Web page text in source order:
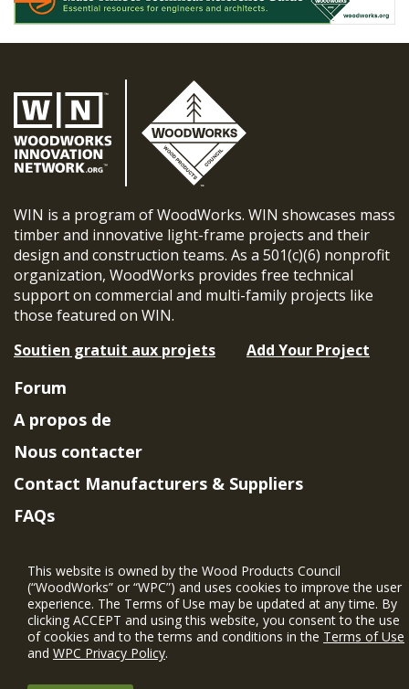
WIN is a program of WoodWorks. WIN showcases mass
timber and innovative light-frame projects and their
design and construction teams. As a 501(c)(6) nonprofit
organization, WoodWorks provides free technical
support on commercial and multi-family projects like
those featured on WIN.
Soutien gratuit aux projets
Add Your Project
Forum
A propos de
Nous contacter
Contact Manufacturers & Suppliers
FAQs
Project Eligibility Requirements
Politique de confidentialité| Conditions
d'utilisation
This website is owned by the Wood Products Council
(“WoodWorks” or “WPC”) and uses cookies to improve the user
experience. The Terms of Use may be updated at any time. By
clicking ACCEPT and using this website, you consent to the use
of cookies and to the terms and conditions in the Terms of Use
and WPC Privacy Policy.